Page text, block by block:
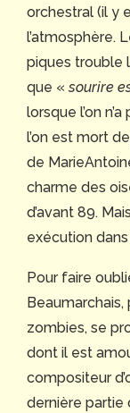
orchestral (il y
l’atmosphère.
piques trouble
que «sourire
lorsque l’on
l’on est mort
de
charme des
d’avant 89.
exécution
Pour faire
zombies, se
dont il est
compositeur
dernière partie